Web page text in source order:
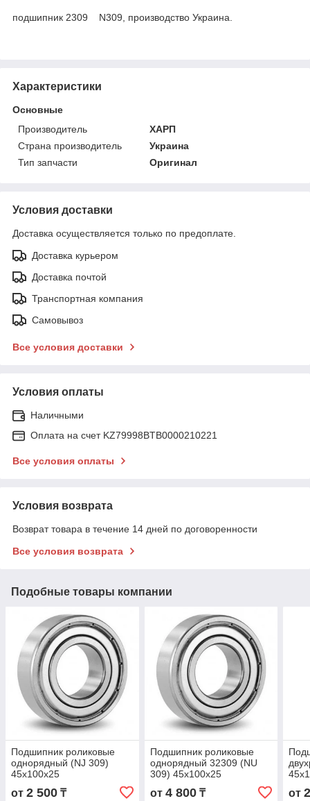
подшипник 2309 N309, производство Украина.
Характеристики
Основные
Производитель
ХАРП
Страна производитель
Украина
Тип запчасти
Оригинал
Условия доставки
Доставка осуществляется только по предоплате.
Доставка курьером
Доставка почтой
Транспортная компания
Самовывоз
Все условия доставки
Условия оплаты
Наличными
Оплата на счет KZ79998BTB0000210221
Все условия оплаты
Условия возврата
Возврат товара в течение 14 дней по договоренности
Все условия возврата
Подобные товары компании
Подшипник роликовые
однорядный (NJ 309)
45x100x25
от 2 500 ₸
Подшипник роликовые
однорядный 32309 (NU
309) 45x100x25
от 4 800₸ от